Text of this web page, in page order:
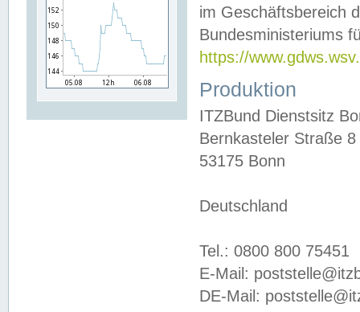
im Geschäftsbereich
Bundesministeriums
https://
Produktion
ITZBund Dienstsitz
Bernkasteler Straße 8
53175 Bonn
Deutschland
Tel.: 0800 800 75451
E-Mail:
DE-Mail: